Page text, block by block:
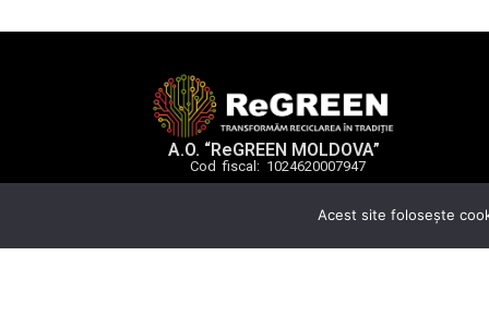
A.O. “ReGREEN MOLDOVA”
Cod fiscal: 1024620007947
Acest site foloseşte